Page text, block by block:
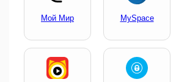
Мой Мир MySpace